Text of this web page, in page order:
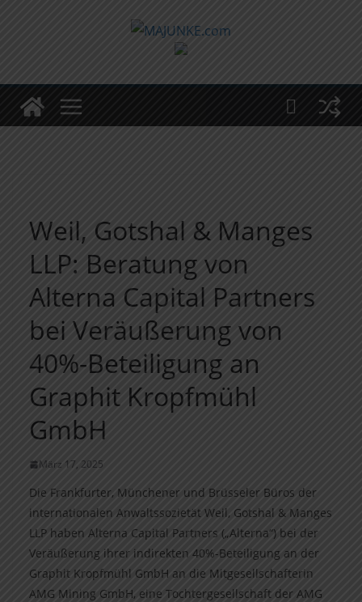
Weil, Gotshal & Manges
LLP: Beratung von
Alterna Capital Partners
bei Veräußerung von
40%-Beteiligung an
Graphit Kropfmühl
GmbH
März 17, 2025
Die Frankfurter, Münchener und Brüsseler Büros der
internationalen Anwaltssozietät Weil, Gotshal & Manges
LLP haben Alterna Capital Partners („Alterna“) bei der
Veräußerung ihrer indirekten 40%-Beteiligung an der
Graphit Kropfmühl GmbH an die Mitgesellschafterin
AMG Mining GmbH, eine Tochtergesellschaft der AMG